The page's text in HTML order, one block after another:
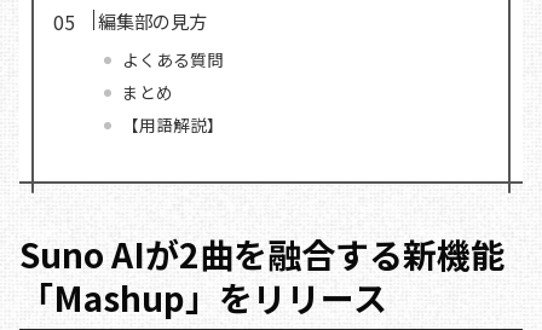
編集部の見方
よくある質問
まとめ
【用語解説】
Suno AIが2曲を融合する新機能
「Mashup」をリリース